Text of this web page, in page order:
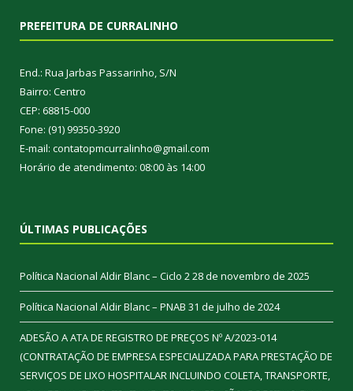
PREFEITURA DE CURRALINHO
End.: Rua Jarbas Passarinho, S/N
Bairro: Centro
CEP: 68815-000
Fone: (91) 99350-3920
E-mail: contatopmcurralinho@gmail.com
Horário de atendimento: 08:00 às 14:00
ÚLTIMAS PUBLICAÇÕES
Política Nacional Aldir Blanc – Ciclo 228 de novembro de 2025
Política Nacional Aldir Blanc – PNAB 31 de julho de 2024
ADESÃO A ATA DE REGISTRO DE PREÇOS Nº A/2023-014
(CONTRATAÇÃO DE EMPRESA ESPECIALIZADA PARA PRESTAÇÃO DE
SERVIÇOS DE LIXO HOSPITALAR INCLUINDO COLETA, TRANSPORTE,